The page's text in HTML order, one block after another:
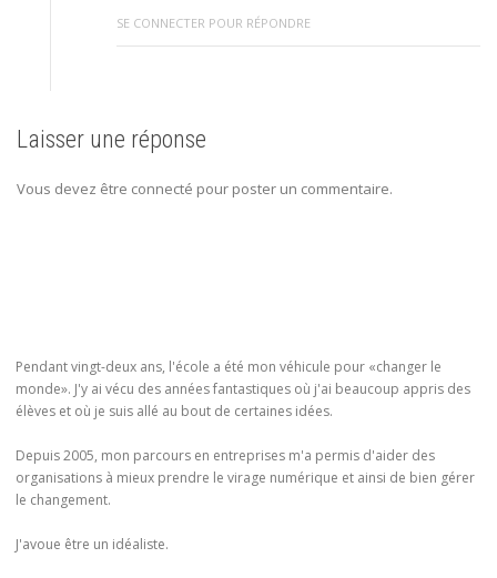
SE CONNECTER POUR RÉPONDRE
Laisser une réponse
Vous devez être connecté pour poster un commentaire.
Pendant vingt-deux ans, l'école a été mon véhicule pour «changer le
monde». J'y ai vécu des années fantastiques où j'ai beaucoup appris des
élèves et où je suis allé au bout de certaines idées.
Depuis 2005, mon parcours en entreprises m'a permis d'aider des
organisations à mieux prendre le virage numérique et ainsi de bien gérer
le changement.
J'avoue être un idéaliste.